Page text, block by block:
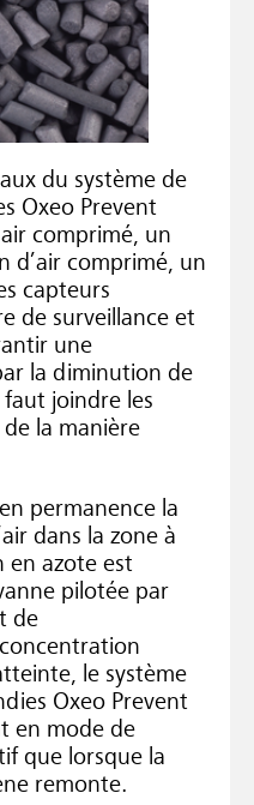
du système de
Oxeo Prevent
comprimé, un
d’air comprimé, un
capteurs
de surveillance et
une
la diminution de
joindre les
la manière
permanence la
dans la zone à
en azote est
pilotée par
de
le système
Oxeo Prevent
en mode de
que lorsque la
remonte.